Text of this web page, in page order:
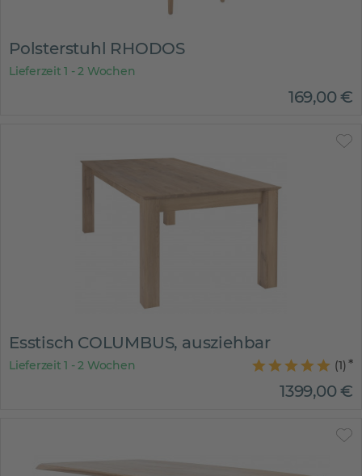
Polsterstuhl RHODOS
Lieferzeit 1 - 2 Wochen
169,00€
Esstisch COLUMBUS, ausziehbar
Lieferzeit 1 - 2 Wochen (1)
1399,00€